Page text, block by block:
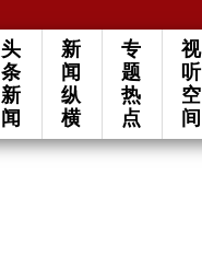
头
条
新
闻
新
闻
纵
横
专
题
热
点
视
听
空
间